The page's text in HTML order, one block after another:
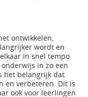
ontwikkelen,
wordt en
in snel tempo
in zo een
het belangrijk dat
en verbeteren. Dit is
ook voor leerlingen